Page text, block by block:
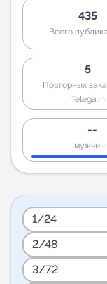
435
Всего
5
Повторных
Telega.in
--
1/24
2/48
3/72